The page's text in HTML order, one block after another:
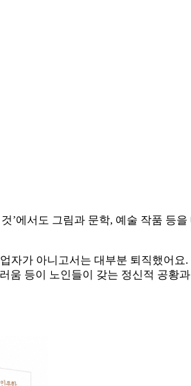
’에서도 그림과 문학, 예술 작품 등
자가 아니고서는 대부분 퇴직했어요.
움 등이 노인들이 갖는 정신적 공황